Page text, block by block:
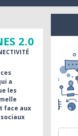
2.0
a
les
face aux